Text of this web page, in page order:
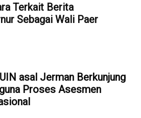
Terkait Berita
Sebagai Wali Paer
asal Jerman Berkunjung
Proses Asesmen